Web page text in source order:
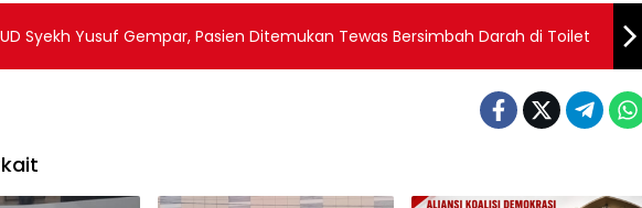
Syekh Yusuf Gempar, Pasien Ditemukan Tewas Bersimbah Darah di Toilet